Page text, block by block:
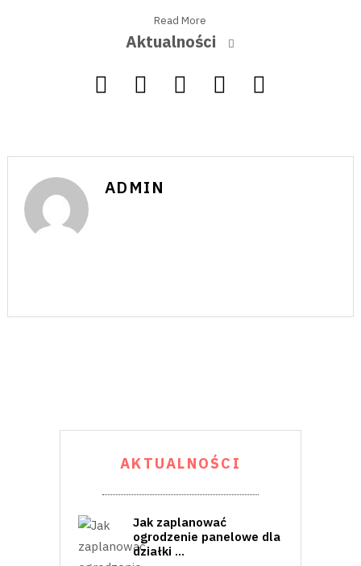
Read More
Aktualności
ADMIN
AKTUALNOŚCI
Jak zaplanować
ogrodzenie panelowe dla
działki …